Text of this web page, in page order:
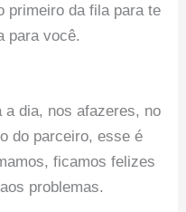
primeiro da fila para te
para você.
a dia, nos afazeres, no
do parceiro, esse é
ficamos felizes
problemas.